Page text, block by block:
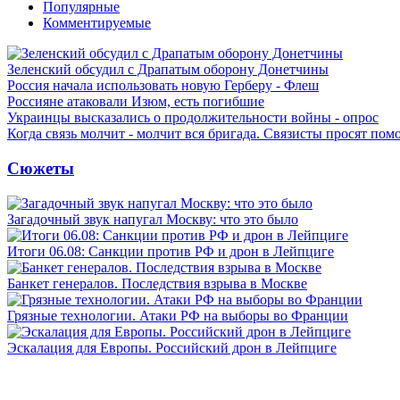
Популярные
Комментируемые
Зеленский обсудил с Драпатым оборону Донетчины
Россия начала использовать новую Герберу - Флеш
Россияне атаковали Изюм, есть погибшие
Украинцы высказались о продолжительности войны - опрос
Когда связь молчит - молчит вся бригада. Связисты просят
Сюжеты
Загадочный звук напугал Москву: что это было
Итоги 06.08: Санкции против РФ и дрон в Лейпциге
Банкет генералов. Последствия взрыва в Москве
Грязные технологии. Атаки РФ на выборы во Франции
Эскалация для Европы. Российский дрон в Лейпциге